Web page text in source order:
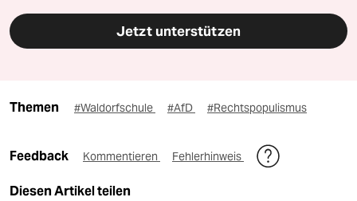
Jetzt unterstützen
Themen #Waldorfschule #AfD #Rechtspopulismus
Feedback Kommentieren Fehlerhinweis
Diesen Artikel teilen